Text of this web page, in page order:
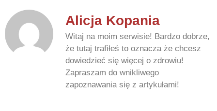
Alicja Kopania
Witaj na moim serwisie! Bardzo dobrze,
że tutaj trafiłeś to oznacza że chcesz
dowiedzieć się więcej o zdrowiu!
Zapraszam do wnikliwego
zapoznawania się z artykułami!